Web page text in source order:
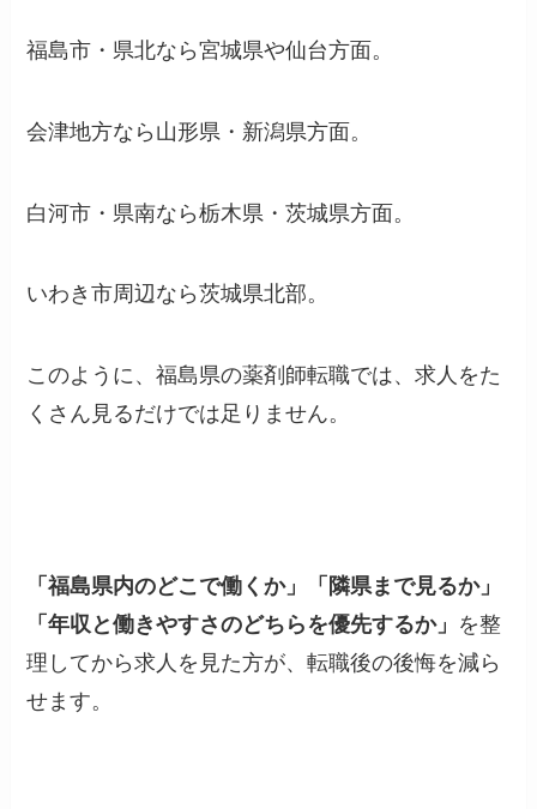
福島市・県北なら宮城県や仙台方面。
会津地方なら山形県・新潟県方面。
白河市・県南なら栃木県・茨城県方面。
いわき市周辺なら茨城県北部。
このように、福島県の薬剤師転職では、求人をた
くさん見るだけでは足りません。
「福島県内のどこで働くか」「隣県まで見るか」
「年収と働きやすさのどちらを優先するか」 を整
理してから求人を見た方が、転職後の後悔を減ら
せます。